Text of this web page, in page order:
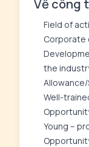
Về công
Field of
Corporate
the
Well-
Young –